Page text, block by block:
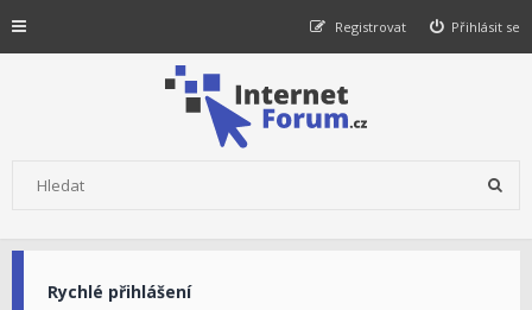
Přihlásit se
Registrovat
Rychlé přihlášení